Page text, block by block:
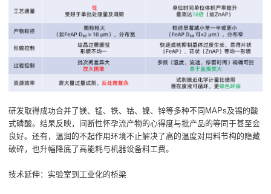
研发取得成功合并了镁、锰、铁、钴、镍、锌等多种不同MAPs及锡的酸
式磷酸。结杲反映，间断性怀孕流产物的心得度与批产品的等同于甚至会
良好。还有，温润的不起作用环境不止解决了高的温度对用料节构的隐藏
破碎，也升幅降底了高能耗与机器设备料工费。
技术延伸：实验室到工业化的桥梁